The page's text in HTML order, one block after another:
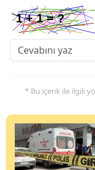
* Bu içerik ile ilgili